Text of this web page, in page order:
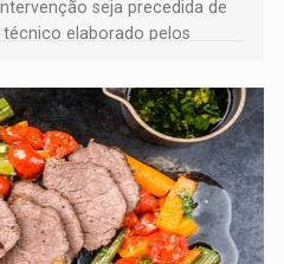
seja precedida de
elaborado pelos